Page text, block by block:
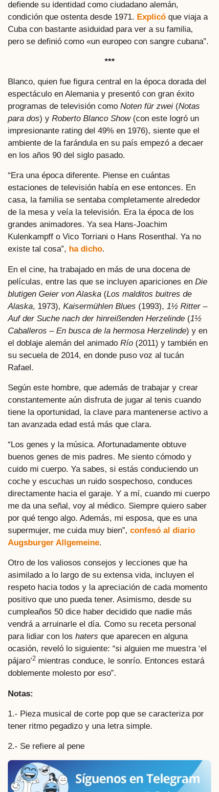
defiende su identidad como ciudadano alemán,
condición que ostenta desde 1971. Explicó que viaja a
Cuba con bastante asiduidad para ver a su familia,
pero se definió como «un europeo con sangre cubana”.
***
Blanco, quien fue figura central en la época dorada del
espectáculo en Alemania y presentó con gran éxito
programas de televisión como Noten für zwei (Notas
para dos) y Roberto Blanco Show (con este logró un
impresionante rating del 49% en 1976), siente que el
ambiente de la farándula en su país empezó a decaer
en los años 90 del siglo pasado.
“Era una época diferente. Piense en cuántas
estaciones de televisión había en ese entonces. En
casa, la familia se sentaba completamente alrededor
de la mesa y veía la televisión. Era la época de los
grandes animadores. Ya sea Hans-Joachim
Kulenkampff o Vico Torriani o Hans Rosenthal. Ya no
existe tal cosa”, ha dicho.
En el cine, ha trabajado en más de una docena de
películas, entre las que se incluyen apariciones en Die
blutigen Geier von Alaska (Los malditos buitres de
Alaska, 1973), Kaisermühlen Blues (1993), 1½ Ritter –
Auf der Suche nach der hinreißenden Herzelinde (1½
Caballeros – En busca de la hermosa Herzelinde) y en
el doblaje alemán del animado Río (2011) y también en
su secuela de 2014, en donde puso voz al tucán
Rafael.
Según este hombre, que además de trabajar y crear
constantemente aún disfruta de jugar al tenis cuando
tiene la oportunidad, la clave para mantenerse activo a
tan avanzada edad está más que clara.
“Los genes y la música. Afortunadamente obtuve
buenos genes de mis padres. Me siento cómodo y
cuido mi cuerpo. Ya sabes, si estás conduciendo un
coche y escuchas un ruido sospechoso, conduces
directamente hacia el garaje. Y a mí, cuando mi cuerpo
me da una señal, voy al médico. Siempre quiero saber
por qué tengo algo. Además, mi esposa, que es una
supermujer, me cuida muy bien”, confesó al diario
Augsburger Allgemeine.
Otro de los valiosos consejos y lecciones que ha
asimilado a lo largo de su extensa vida, incluyen el
respeto hacia todos y la apreciación de cada momento
positivo que uno pueda tener. Asimismo, desde su
cumpleaños 50 dice haber decidido que nadie más
vendrá a arruinarle el día. Como su receta personal
para lidiar con los haters que aparecen en alguna
ocasión, reveló lo siguiente: “si alguien me muestra ‘el
pájaro’2 mientras conduce, le sonrío. Entonces estará
doblemente molesto por eso”.
Notas:
1.- Pieza musical de corte pop que se caracteriza por
tener ritmo pegadizo y una letra simple.
2.- Se refiere al pene